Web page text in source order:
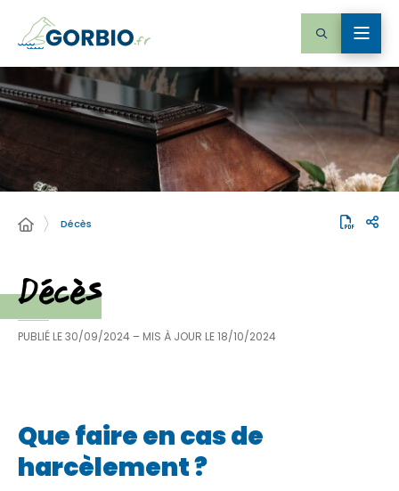
Décès
Décès
PUBLIÉ LE30/09/2024 – MIS À JOUR LE18/10/2024
Que faire en cas de
harcèlement ?